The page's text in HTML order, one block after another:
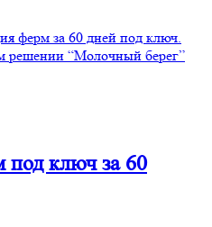
ферм за 60 дней под ключ.
решении “Молочный берег”
под ключ за 60